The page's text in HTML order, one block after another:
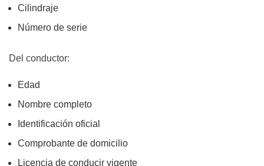
Cilindraje
Número de serie
Del conductor:
Edad
Nombre completo
Identificación oficial
Comprobante de domicilio
Licencia de conducir vigente